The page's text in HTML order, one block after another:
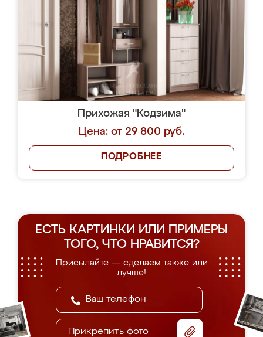
Прихожая "Кодзима"
Цена: от 29 800 руб.
ПОДРОБНЕЕ
ЕСТЬ КАРТИНКИ ИЛИ ПРИМЕРЫ
ТОГО, ЧТО НРАВИТСЯ?
Присылайте — сделаем также или
лучше!
Прикрепить фото